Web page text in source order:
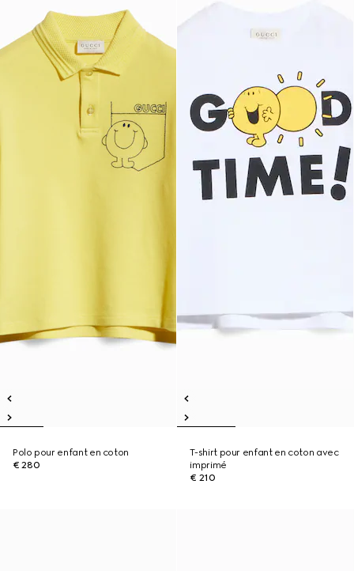
Polo pour enfant en coton
€ 280
T-shirt pour enfant en coton avec
imprimé
€ 210